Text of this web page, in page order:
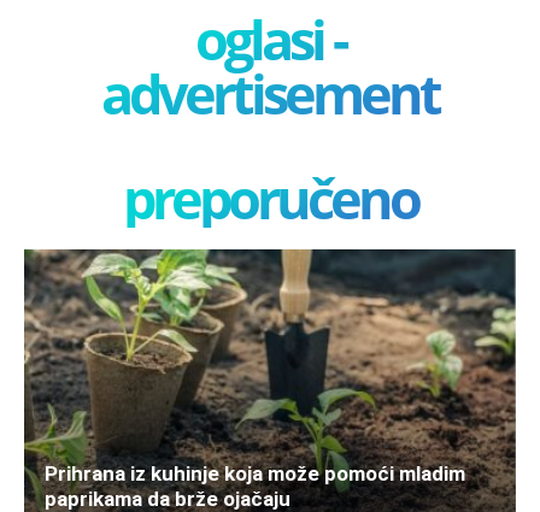
oglasi -
advertisement
preporučeno
Prihrana iz kuhinje koja može pomoći mladim
paprikama da brže ojačaju